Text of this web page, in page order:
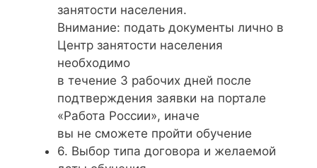
занятости населения.
Внимание: подать документы лично в
Центр занятости населения
необходимо
в течение 3 рабочих дней после
подтверждения заявки на портале
«Работа России», иначе
вы не сможете пройти обучение
6. Выбор типа договора и желаемой